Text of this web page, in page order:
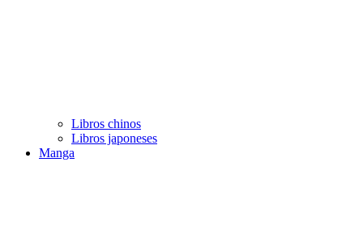
Libros chinos
Libros japoneses
Manga